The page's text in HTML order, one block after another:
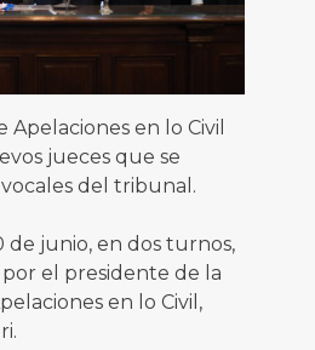
Apelaciones en lo Civil
jueces que se
del tribunal.
de junio, en dos turnos,
el presidente de la
en lo Civil,